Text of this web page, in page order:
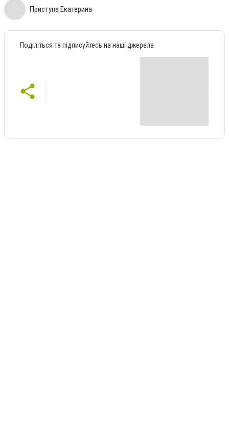
Приступа Екатерина
Поділіться та підписуйтесь на наші джерела